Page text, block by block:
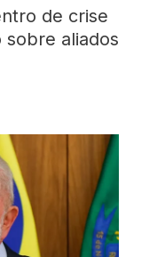
de crise
sobre aliados